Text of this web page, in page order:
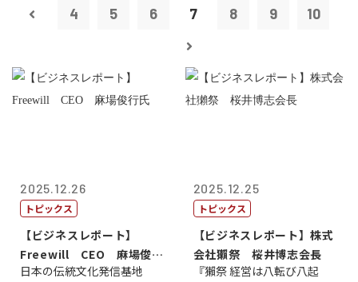
4 5 6 7 8 9 10
2025.12.26
トピックス
【ビジネスレポート】
Freewill CEO 麻場俊行
氏
日本の伝統文化発信基地
2025.12.25
トピックス
【ビジネスレポート】株式
会社獺祭 桜井博志会長
『獺祭 経営は八転び八起